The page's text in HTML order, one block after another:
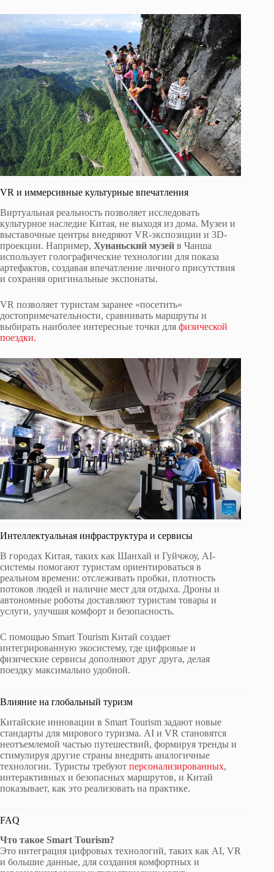
VR и иммерсивные культурные впечатления
Виртуальная реальность позволяет исследовать
культурное наследие Китая, не выходя из дома. Музеи и
выставочные центры внедряют VR-экспозиции и 3D-
проекции. Например, Хунаньский музей в Чанша
использует голографические технологии для показа
артефактов, создавая впечатление личного присутствия
и сохраняя оригинальные экспонаты.
VR позволяет туристам заранее «посетить»
достопримечательности, сравнивать маршруты и
выбирать наиболее интересные точки для физической
поездки.
Интеллектуальная инфраструктура и сервисы
В городах Китая, таких как Шанхай и Гуйчжоу, AI-
системы помогают туристам ориентироваться в
реальном времени: отслеживать пробки, плотность
потоков людей и наличие мест для отдыха. Дроны и
автономные роботы доставляют туристам товары и
услуги, улучшая комфорт и безопасность.
С помощью Smart Tourism Китай создает
интегрированную экосистему, где цифровые и
физические сервисы дополняют друг друга, делая
поездку максимально удобной.
Влияние на глобальный туризм
Китайские инновации в Smart Tourism задают новые
стандарты для мирового туризма. AI и VR становятся
неотъемлемой частью путешествий, формируя тренды и
стимулируя другие страны внедрять аналогичные
технологии. Туристы требуют персонализированных,
интерактивных и безопасных маршрутов, и Китай
показывает, как это реализовать на практике.
FAQ
Что такое Smart Tourism?
Это интеграция цифровых технологий, таких как AI, VR
и большие данные, для создания комфортных и